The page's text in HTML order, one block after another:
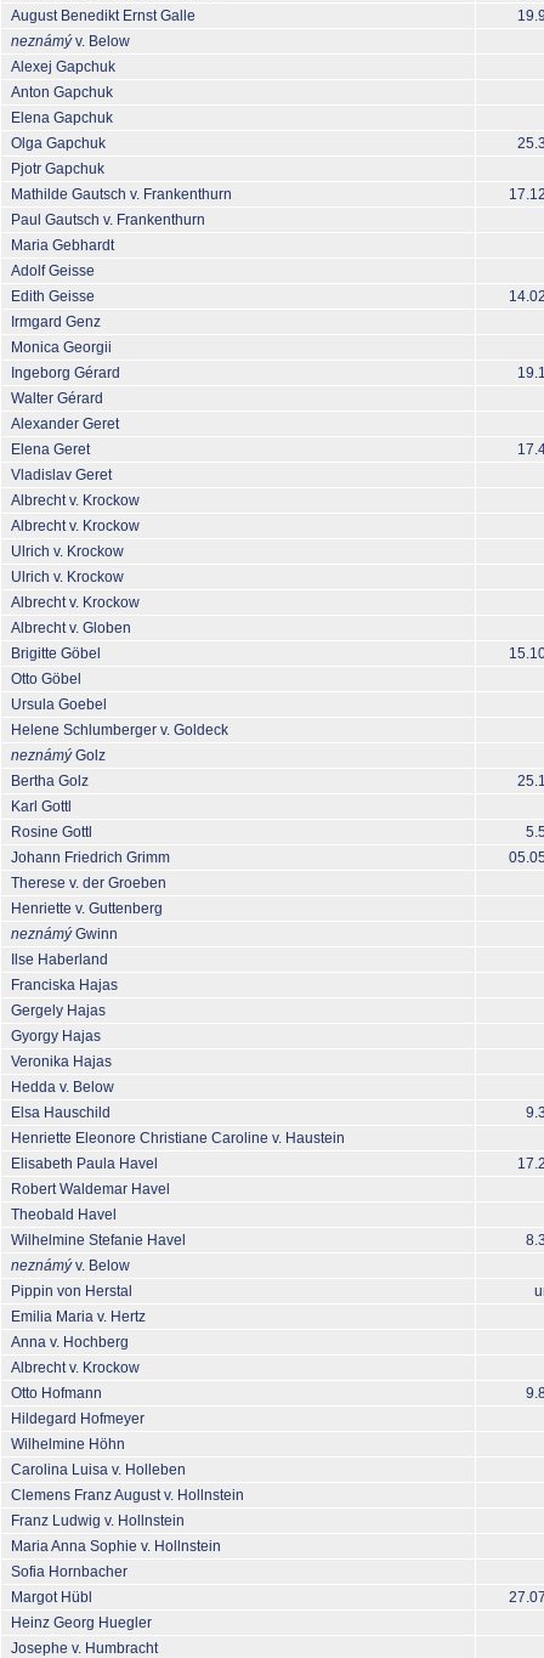
August Benedikt Ernst Galle
neznámýv. Below
Alexej Gapchuk
Anton Gapchuk
Elena Gapchuk
Olga Gapchuk
Pjotr Gapchuk
Mathilde Gautsch v. Frankenthurn
Paul Gautsch v. Frankenthurn
Maria Gebhardt
Adolf Geisse
Edith Geisse
Irmgard Genz
Monica Georgii
Ingeborg Gérard
Walter Gérard
Alexander Geret
Elena Geret
Vladislav Geret
Albrecht v. Krockow
Albrecht v. Krockow
Ulrich v. Krockow
Ulrich v. Krockow
Albrecht v. Krockow
Albrecht v. Globen
Brigitte Göbel
Otto Göbel
Ursula Goebel
Helene Schlumberger v. Goldeck
neznámýGolz
Bertha Golz
Karl Gottl
Rosine Gottl
Johann Friedrich Grimm
Therese v. der Groeben
Henriette v. Guttenberg
neznámýGwinn
Ilse Haberland
Franciska Hajas
Gergely Hajas
Gyorgy Hajas
Veronika Hajas
Hedda v. Below
Elsa Hauschild
Henriette Eleonore Christiane Caroline v. Haustein
Elisabeth Paula Havel
Robert Waldemar Havel
Theobald Havel
Wilhelmine Stefanie Havel
neznámýv. Below
Pippin von Herstal
Emilia Maria v. Hertz
Anna v. Hochberg
Albrecht v. Krockow
Otto Hofmann
Hildegard Hofmeyer
Wilhelmine Höhn
Carolina Luisa v. Holleben
Clemens Franz August v. Hollnstein
Franz Ludwig v. Hollnstein
Maria Anna Sophie v. Hollnstein
Sofia Hornbacher
Margot Hübl
Heinz Georg Huegler
Josephe v. Humbracht